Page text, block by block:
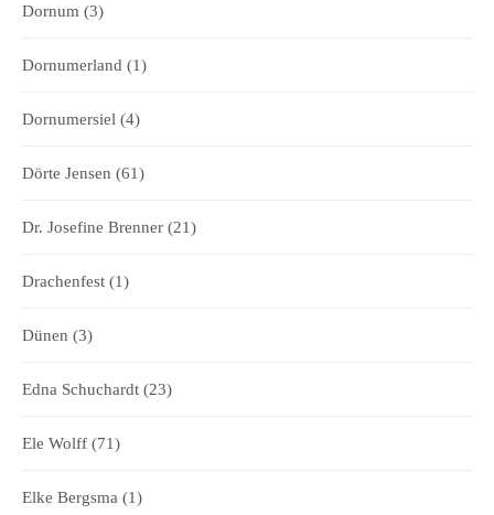
Dornum (3)
Dornumerland (1)
Dornumersiel (4)
Dörte Jensen (61)
Dr. Josefine Brenner (21)
Drachenfest (1)
Dünen (3)
Edna Schuchardt (23)
Ele Wolff (71)
Elke Bergsma (1)